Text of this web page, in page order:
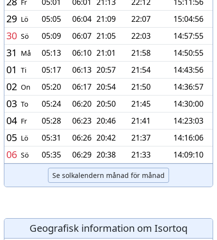
Fr
29 Lö 05:05 06:04 21:09 22:07 15:04:56
30 Sö 05:09 06:07 21:05 22:03 14:57:55
31 Må 05:13 06:10 21:01 21:58 14:50:55
01 Ti 05:17 06:13 20:57 21:54 14:43:56
02 On 05:20 06:17 20:54 21:50 14:36:57
03 To 05:24 06:20 20:50 21:45 14:30:00
04 Fr 05:28 06:23 20:46 21:41 14:23:03
05 Lö 05:31 06:26 20:42 21:37 14:16:06
06 Sö 05:35 06:29 20:38 21:33 14:09:10
Se solkalendern månad för månad
Geografisk information om Isortoq